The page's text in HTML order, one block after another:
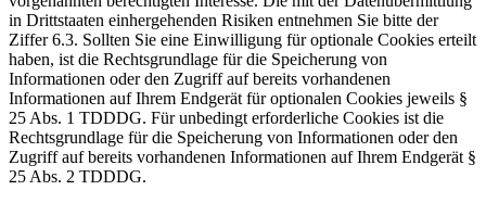
in Drittstaaten einhergehenden Risiken entnehmen Sie bitte der
Ziffer 6.3. Sollten Sie eine Einwilligung für optionale Cookies erteilt
haben, ist die Rechtsgrundlage für die Speicherung von
Informationen oder den Zugriff auf bereits vorhandenen
Informationen auf Ihrem Endgerät für optionalen Cookies jeweils §
25 Abs. 1 TDDDG. Für unbedingt erforderliche Cookies ist die
Rechtsgrundlage für die Speicherung von Informationen oder den
Zugriff auf bereits vorhandenen Informationen auf Ihrem Endgerät §
25 Abs. 2 TDDDG.